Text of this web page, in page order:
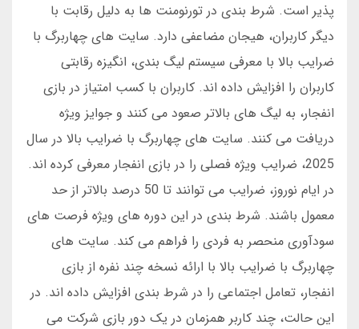
پذیر است. شرط بندی در تورنومنت ها به دلیل رقابت با
دیگر کاربران، هیجان مضاعفی دارد. سایت های چهاربرگ با
ضرایب بالا با معرفی سیستم لیگ بندی، انگیزه رقابتی
کاربران را افزایش داده اند. کاربران با کسب امتیاز در بازی
انفجار، به لیگ های بالاتر صعود می کنند و جوایز ویژه
دریافت می کنند. سایت های چهاربرگ با ضرایب بالا در سال
2025، ضرایب ویژه فصلی را در بازی انفجار معرفی کرده اند.
در ایام نوروز، ضرایب می توانند تا 50 درصد بالاتر از حد
معمول باشند. شرط بندی در این دوره های ویژه فرصت های
سودآوری منحصر به فردی را فراهم می کند. سایت های
چهاربرگ با ضرایب بالا با ارائه نسخه چند نفره از بازی
انفجار، تعامل اجتماعی را در شرط بندی افزایش داده اند. در
این حالت، چند کاربر همزمان در یک دور بازی شرکت می